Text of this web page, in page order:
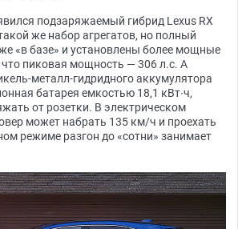
подзаряжаемый гибрид Lexus RX
же набор агрегатов, но полный
«в базе» и установлены более мощные
пиковая мощность — 306 л.с. А
металл-гидридного аккумулятора
батарея емкостью 18,1 кВт∙ч,
от розетки. В электрическом
может набрать 135 км/ч и проехать
режиме разгон до «сотни» занимает